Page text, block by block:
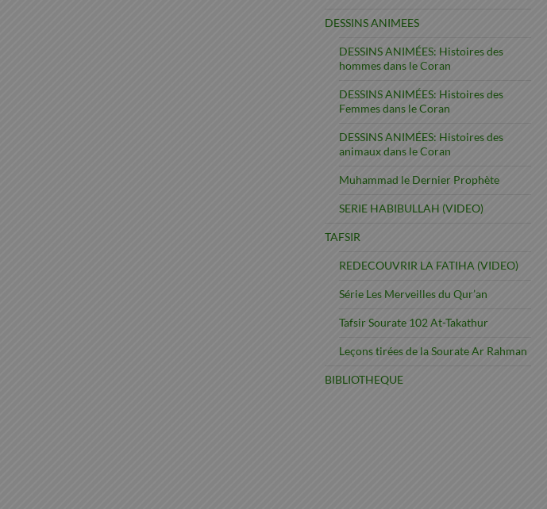
DESSINS ANIMEES
DESSINS ANIMÉES: Histoires des
hommes dans le Coran
DESSINS ANIMÉES: Histoires des
Femmes dans le Coran
DESSINS ANIMÉES: Histoires des
animaux dans le Coran
Muhammad le Dernier Prophète
SERIE HABIBULLAH (VIDEO)
TAFSIR
REDECOUVRIR LA FATIHA (VIDEO)
Série Les Merveilles du Qur’an
Tafsir Sourate 102 At-Takathur
Leçons tirées de la Sourate Ar Rahman
BIBLIOTHEQUE